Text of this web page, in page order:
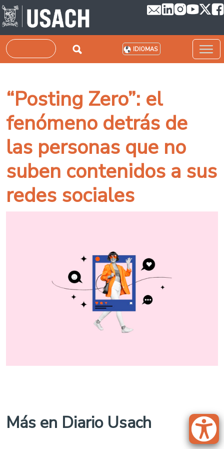
Pasar al contenido principal
Buscar IDIOMAS
“Posting Zero”: el
fenómeno detrás de
las personas que no
suben contenidos a sus
redes sociales
Más en Diario Usach